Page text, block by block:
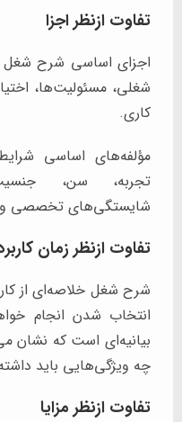
تفاوت ازنظر اجزا
اجزای اساسی شرح شغل
شغلی، مسئولیت‌ها،
کاری.
مؤلفه‌های اساسی
تجربه، سن،
شایستگی‌های تخصصی
تفاوت ازنظر زمان
شرح شغل خلاصه‌ای از
انتخاب شدن انجام
بیانیه‌ای است که نشان
چه ویژگی‌هایی باید
تفاوت ازنظر مزایا